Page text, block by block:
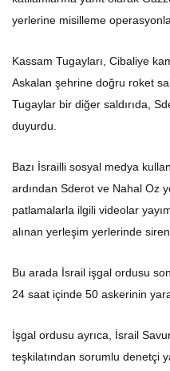
yerlerine misilleme
Kassam Tugayları, Cibaliye
Askalan şehrine doğru roket
Tugaylar bir diğer saldırıda,
duyurdu.
Bazı İsrailli sosyal medya
ardından Sderot ve Nahal Oz
patlamalarla ilgili videolar
alınan yerleşim yerlerinde
Bu arada İsrail işgal ordusu son
24 saat içinde 50 askerinin
İşgal ordusu ayrıca, İsrail
teşkilatından sorumlu denetçi